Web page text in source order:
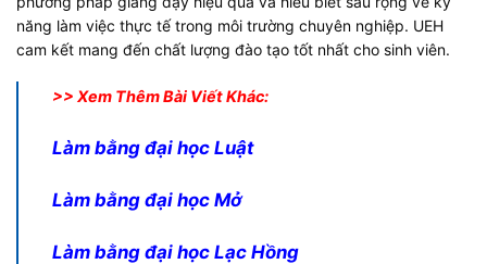
năng làm việc thực tế trong môi trường chuyên nghiệp. UEH
cam kết mang đến chất lượng đào tạo tốt nhất cho sinh viên.
>> Xem Thêm Bài Viết Khác:
Làm bằng đại học Luật
Làm bằng đại học Mở
Làm bằng đại học Lạc Hồng